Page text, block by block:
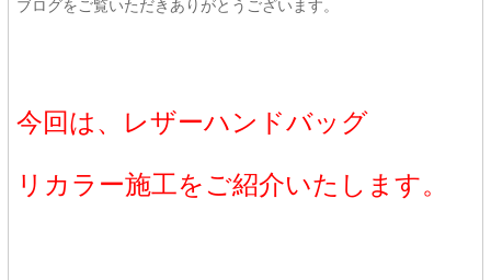
ブログをご覧いただきありがとうございます。
今回は、レザーハンドバッグ
リカラー施工をご紹介いたします。